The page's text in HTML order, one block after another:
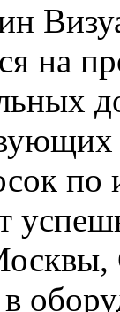
на
по